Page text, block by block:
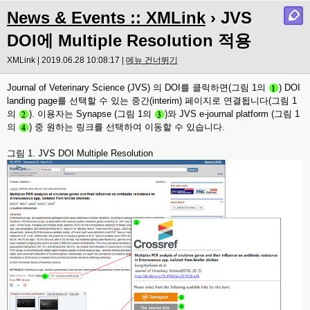
News & Events :: XMLink › JVS
DOI에 Multiple Resolution 적용
XMLink | 2019.06.28 10:08:17 | 메뉴 건너뛰기
Journal of Veterinary Science (JVS) 의 DOI를 클릭하면(그림 1의
) DOI
landing page를 선택할 수 있는 중간(interim) 페이지로 연결됩니다(그림 1
의
). 이용자는 Synapse (그림 1의 )와 JVS e-journal platform (그림 1
의
) 중 원하는 링크를 선택하여 이동할 수 있습니다.
그림 1. JVS DOI Multiple Resolution